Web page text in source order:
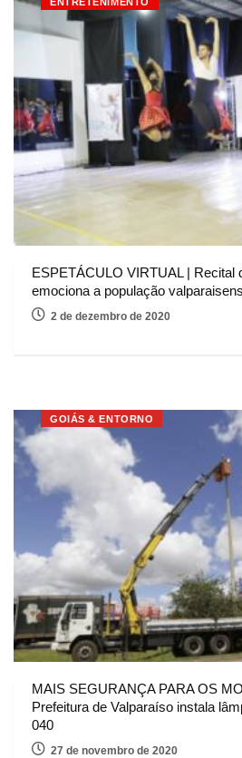
ESPETÁCULO VIRTUAL | Recital
emociona a população
2 de dezembro de 2020
GOIÁS & ENTORNO
MAIS SEGURANÇA PARA OS
Prefeitura de Valparaíso instala
040
27 de novembro de 2020